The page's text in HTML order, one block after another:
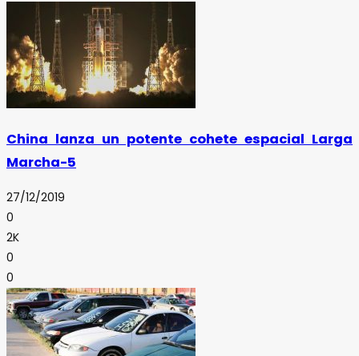
China lanza un potente cohete espacial Larga
Marcha-5
27/12/2019
0
2K
0
0